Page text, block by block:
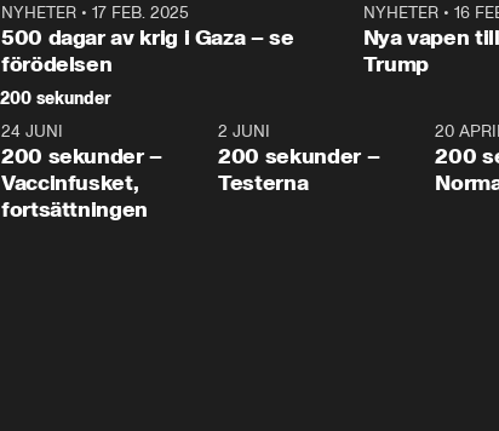
NYHETER • 17 FEB. 2025
500 dagar av krig i Gaza – se
förödelsen
NYHETER• 16
Nya vapen
Trump
200 sekunder
5:00
24 JUNI
200 sekunder –
Vaccinfusket,
fortsättningen
4:23
2 JUNI
200 sekunder –
Testerna
20
200